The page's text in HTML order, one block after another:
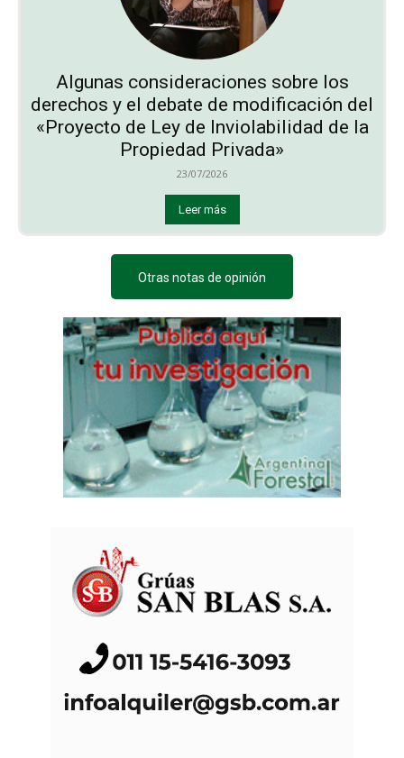
Algunas consideraciones sobre los
derechos y el debate de modificación del
«Proyecto de Ley de Inviolabilidad de la
Propiedad Privada»
23/07/2026
Leer más
Otras notas de opinión